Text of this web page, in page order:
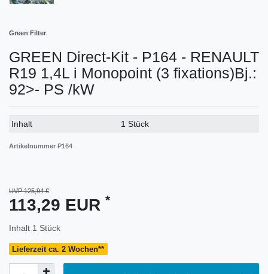
Green Filter
GREEN Direct-Kit - P164 - RENAULT
R19 1,4L i Monopoint (3 fixations)Bj.:
92>- PS /kW
Technisches
Wert
Inhalt 1 Stück
Artikelnummer P164
UVP 125,94 €
113,29 EUR *
Inhalt 1 Stück
Lieferzeit ca. 2 Wochen**